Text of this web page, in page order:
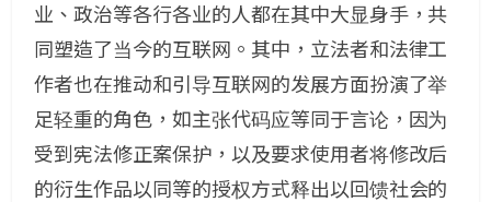
业、政治等各行各业的人都在其中大显身手，共
同塑造了当今的互联网。其中，立法者和法律工
作者也在推动和引导互联网的发展方面扮演了举
足轻重的角色，如主张代码应等同于言论，因为
受到宪法修正案保护，以及要求使用者将修改后
的衍生作品以同等的授权方式释出以回馈社会的